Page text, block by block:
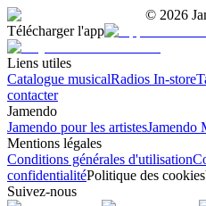
© 2026
Télécharger l'app
Liens utiles
Catalogue musicalRadios In-store
contacter
Jamendo
Jamendo pour les artistesJamendo
Mentions légales
Conditions générales d'utilisation
confidentialitéPolitique des cookies
Suivez-nous